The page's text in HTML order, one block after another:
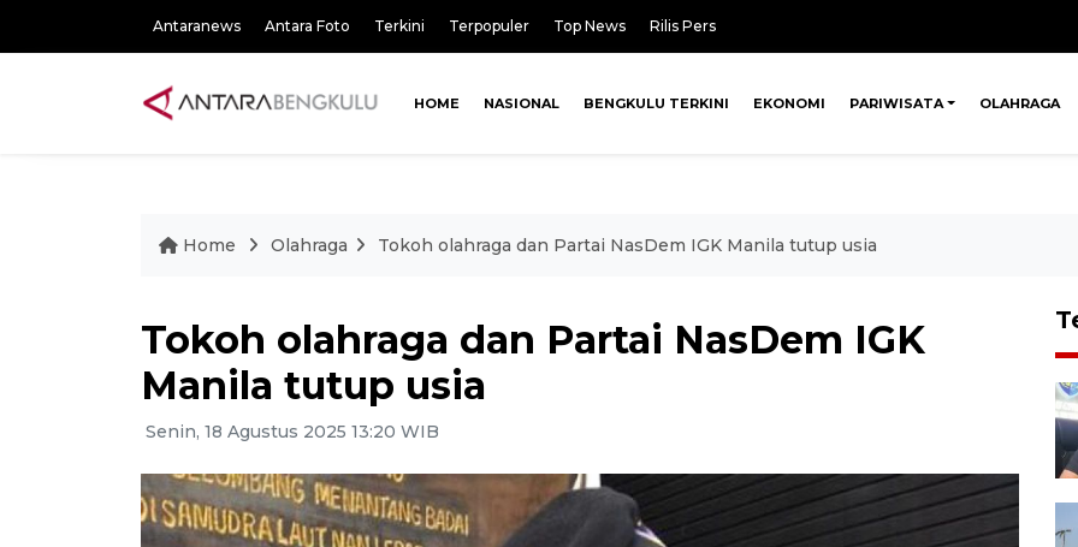
Antaranews Antara Foto Terkini Terpopuler Top News Rilis Pers
HOME NASIONAL BENGKULU TERKINI EKONOMI PARIWISATA OLAHRAGA
Home Olahraga Tokoh olahraga dan Partai NasDem IGK Manila tutup usia
Tokoh olahraga dan Partai NasDem IGK
Manila tutup usia
Senin, 18 Agustus 2025 13:20 WIB